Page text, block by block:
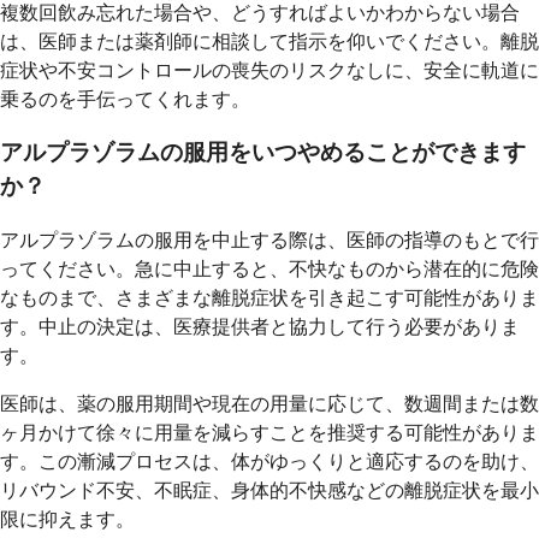
複数回飲み忘れた場合や、どうすればよいかわからない場合
は、医師または薬剤師に相談して指示を仰いでください。離脱
症状や不安コントロールの喪失のリスクなしに、安全に軌道に
乗るのを手伝ってくれます。
アルプラゾラムの服用をいつやめることができます
か？
アルプラゾラムの服用を中止する際は、医師の指導のもとで行
ってください。急に中止すると、不快なものから潜在的に危険
なものまで、さまざまな離脱症状を引き起こす可能性がありま
す。中止の決定は、医療提供者と協力して行う必要がありま
す。
医師は、薬の服用期間や現在の用量に応じて、数週間または数
ヶ月かけて徐々に用量を減らすことを推奨する可能性がありま
す。この漸減プロセスは、体がゆっくりと適応するのを助け、
リバウンド不安、不眠症、身体的不快感などの離脱症状を最小
限に抑えます。